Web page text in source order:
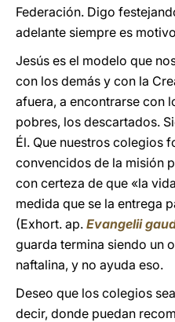
Federación. Digo
adelante siempre es
Jesús es el modelo que
con los demás y con la
afuera, a encontrarse con
pobres, los descartados.
Él. Que nuestros colegios
convencidos de la misión
con certeza de que «la
medida que se la entrega
(Exhort. ap. Evangelii
guarda termina siendo un
naftalina, y no ayuda eso.
Deseo que los colegios
decir, donde puedan